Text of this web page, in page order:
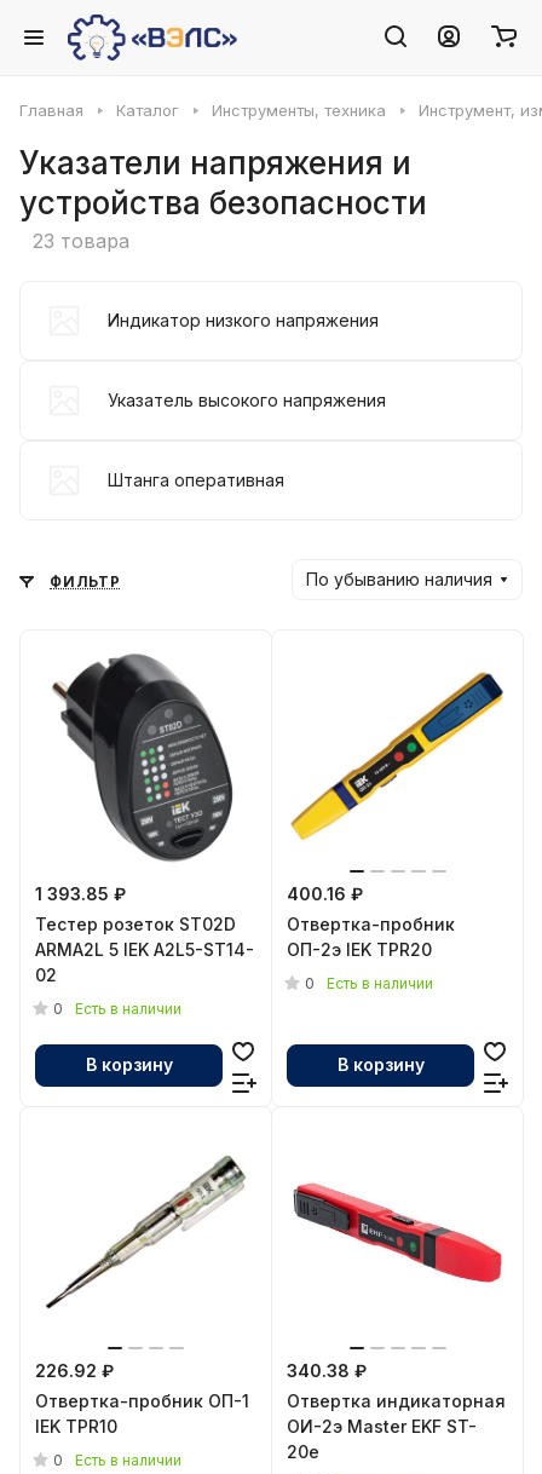
Главная Каталог Инструменты, техника Инструмент,
Указатели напряжения и
устройства безопасности
23 товара
Индикатор низкого напряжения
Указатель высокого напряжения
Штанга оперативная
ФИЛЬТР По убыванию наличия
1 393.85 ₽
Тестер розеток ST02D
ARMA2L 5 IEK A2L5-ST14-
02
0 Есть в наличии
В корзину
400.16 ₽
Отвертка-пробник
ОП-2э IEK TPR20
0 Есть в наличии
В корзину
226.92 ₽
Отвертка-пробник ОП-1
IEK TPR10
0 Есть в наличии
340.38 ₽
Отвертка индикаторная
ОИ-2э Master EKF ST-
20e